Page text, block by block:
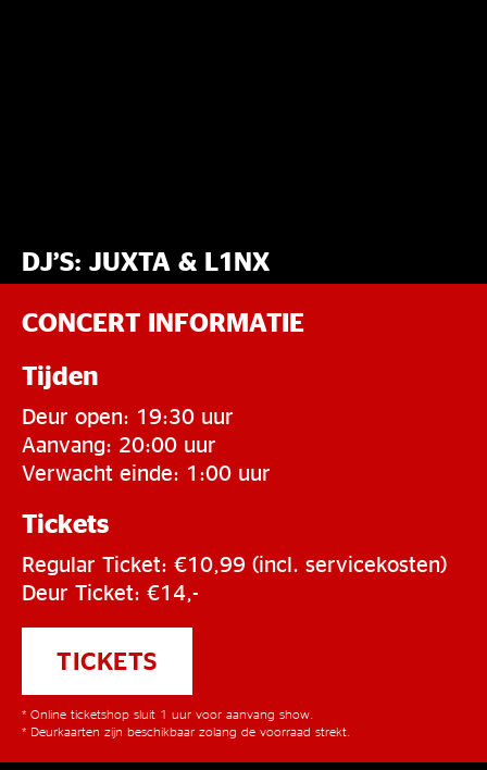
DJ’S: JUXTA & L1NX
CONCERT INFORMATIE
Tijden
Deur open: 19:30 uur
Aanvang: 20:00 uur
Verwacht einde: 1:00 uur
Tickets
Regular Ticket: €10,99 (incl. servicekosten)
Deur Ticket: €14,-
TICKETS
* Online ticketshop sluit 1 uur voor aanvang show.
* Deurkaarten zijn beschikbaar zolang de voorraad strekt.